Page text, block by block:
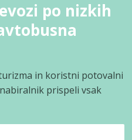
po nizkih
in koristni potovalni
prispeli vsak